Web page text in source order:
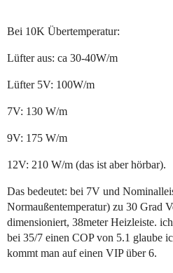
Bei 10K Übertemperatur:
Lüfter aus: ca 30-40W/m
Lüfter 5V: 100W/m
7V: 130 W/m
9V: 175 W/m
12V: 210 W/m (das ist aber hörbar).
Das bedeutet: bei 7V und
Normaußentemperatur) zu 30 Grad
dimensioniert, 38meter Heizleiste.
bei 35/7 einen COP von 5.1 glaube
kommt man auf einen VIP über 6.